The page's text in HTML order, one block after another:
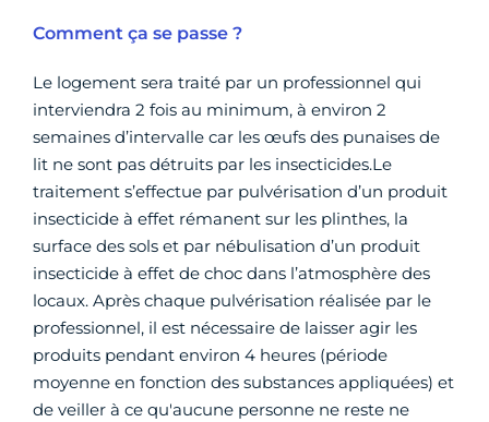
Comment ça se passe ?
Le logement sera traité par un professionnel qui
interviendra 2 fois au minimum, à environ 2
semaines d’intervalle car les œufs des punaises de
lit ne sont pas détruits par les insecticides.Le
traitement s’effectue par pulvérisation d’un produit
insecticide à effet rémanent sur les plinthes, la
surface des sols et par nébulisation d’un produit
insecticide à effet de choc dans l’atmosphère des
locaux. Après chaque pulvérisation réalisée par le
professionnel, il est nécessaire de laisser agir les
produits pendant environ 4 heures (période
moyenne en fonction des substances appliquées) et
de veiller à ce qu'aucune personne ne reste ne